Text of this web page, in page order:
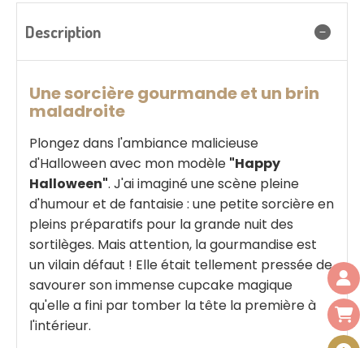
Description
Une sorcière gourmande et un brin
maladroite
Plongez dans l'ambiance malicieuse
d'Halloween avec mon modèle "Happy
Halloween". J'ai imaginé une scène pleine
d'humour et de fantaisie : une petite sorcière en
pleins préparatifs pour la grande nuit des
sortilèges. Mais attention, la gourmandise est
un vilain défaut ! Elle était tellement pressée de
savourer son immense cupcake magique
qu'elle a fini par tomber la tête la première à
l'intérieur.